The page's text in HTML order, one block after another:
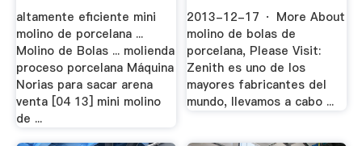
altamente eficiente mini
molino de porcelana ...
Molino de Bolas ... molienda
proceso porcelana Máquina
Norias para sacar arena
venta [04 13] mini molino
de ...
2013-12-17 · More About
molino de bolas de
porcelana, Please Visit:
Zenith es uno de los
mayores fabricantes del
mundo, llevamos a cabo ...